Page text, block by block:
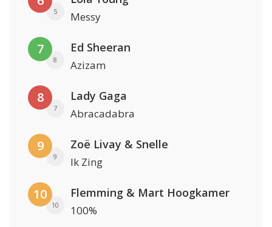
5 Messy
7
8
Ed Sheeran
Azizam
8
7
Lady Gaga
Abracadabra
9
9
Zoë Livay & Snelle
Ik Zing
10
10
Flemming & Mart Hoogkamer
100%